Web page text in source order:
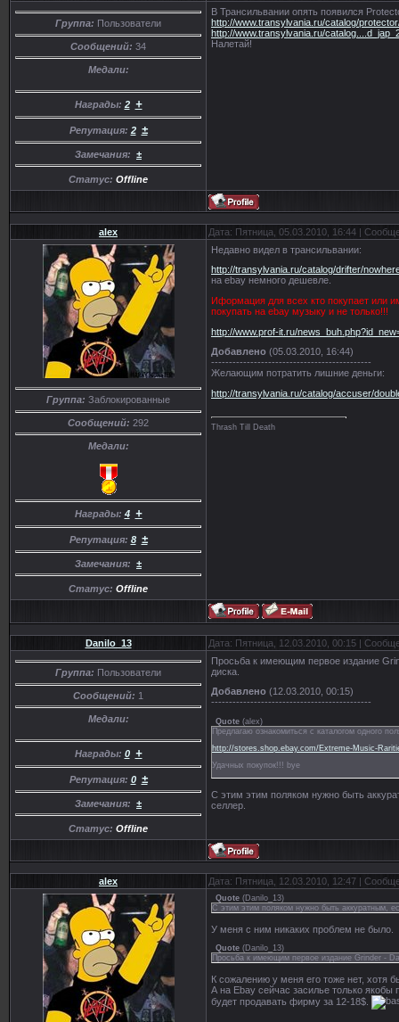
Группа: Пользователи
Сообщений: 34
Медали:
Награды: 2 +
Репутация: 2 ±
Замечания: ±
Статус: Offline
В Трансильвании опять появился
http://www.transylvania.ru/catalog/
http://www.transylvania.ru/
Налетай!
alex Дата: Пятница, 05.03.2010, 16:44 |
Группа: Заблокированные
Сообщений: 292
Медали:
Награды: 4 +
Репутация: 8 ±
Замечания: ±
Статус: Offline
Недавно видел в трансильвании:
http://transylvania.ru/catalog/drifter/
на ebay немного дешевле.
Иформация для всех кто покупает или
покупать на ebay музыку и не только!!!
http://www.prof-it.ru/
Добавлено (05.03.2010, 16:44)
---------------------------------------------
Желающим потратить лишние деньги:
http://transylvania.ru/catalog/accuser/
Thrash Till Death
Danilo_13 Дата: Пятница, 12.03.2010, 00:15 |
Группа: Пользователи
Сообщений: 1
Медали:
Награды: 0 +
Репутация: 0 ±
Замечания: ±
Статус: Offline
Просьба к имеющим первое издание
диска.
Добавлено (12.03.2010, 00:15)
---------------------------------------------
Quote (alex)
Предлагаю ознакомиться с каталогом одного
http://stores.shop.ebay.com/Extreme-Music-
Удачных покупок!!! bye
С этим этим поляком нужно быть
селлер.
alex Дата: Пятница, 12.03.2010, 12:47 |
Quote (Danilo_13)
С этим этим поляком нужно быть аккуратным,
У меня с ним никаких проблем не было.
Quote (Danilo_13)
Просьба к имеющим первое издание Grinder -
К сожалению у меня его тоже нет, хотя
А на Ebay сейчас засилье только
будет продавать фирму за 12-18$.